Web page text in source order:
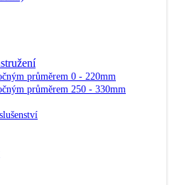
průměrem 0 - 220mm
průměrem 250 - 330mm